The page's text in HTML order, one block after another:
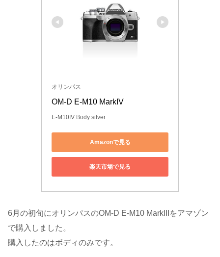
オリンパス
OM-D E-M10 MarkIV
E-M10IV Body silver
Amazonで見る
楽天市場で見る
6月の初旬にオリンパスのOM-D E-M10 MarkIIIをアマゾン
で購入しました。
購入したのはボディのみです。